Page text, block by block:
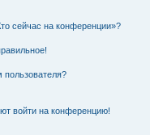
сейчас на конференции»?
войти на конференцию!